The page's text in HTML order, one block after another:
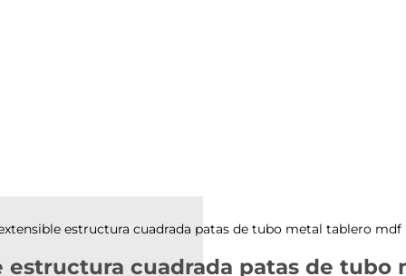
estructura cuadrada patas de tubo metal tablero mdf
cuadrada patas de tubo